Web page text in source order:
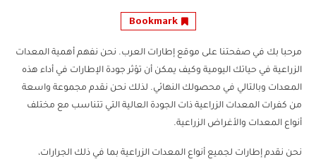
Bookmark
مرحبا بك في صفحتنا على موقع إطارات العرب. نحن نفهم أهمية المعدات
الزراعية في حياتك اليومية وكيف يمكن أن تؤثر جودة الإطارات في أداء هذه
المعدات وبالتالي في محصولك النهائي. لذلك نحن نقدم مجموعة واسعة
من كفرات المعدات الزراعية ذات الجودة العالية التي تتناسب مع مختلف
أنواع المعدات والأغراض الزراعية.
نحن نقدم إطارات لجميع أنواع المعدات الزراعية بما في ذلك الجرارات،